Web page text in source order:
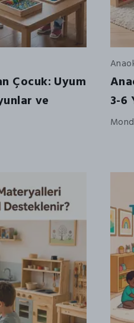
Çocuk: Uyum
ve
3-6